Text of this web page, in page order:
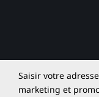
Saisir votre
marketing et